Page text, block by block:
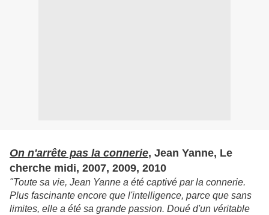
On n'arrête pas la connerie, Jean Yanne, Le
cherche midi, 2007, 2009, 2010
"Toute sa vie, Jean Yanne a été captivé par la connerie.
Plus fascinante encore que l'intelligence, parce que sans
limites, elle a été sa grande passion. Doué d'un véritable